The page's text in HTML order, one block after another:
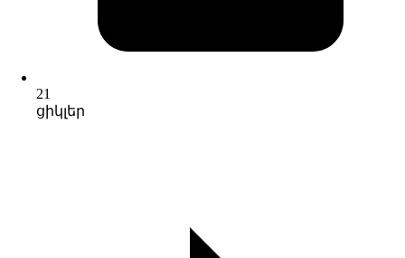
21
ցիկլեր